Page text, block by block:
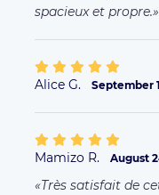
spacieux et propre.
Alice G. September
Mamizo R. August
Très satisfait de